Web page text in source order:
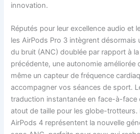
innovation.
Réputés pour leur excellence audio et
les AirPods Pro 3 intègrent désormais
du bruit (ANC) doublée par rapport à
précédente, une autonomie améliorée
même un capteur de fréquence
accompagner vos séances de sport.
traduction instantanée en face-à-face
atout de taille pour les globe-trotteurs.
AirPods 4 représentent la nouvelle